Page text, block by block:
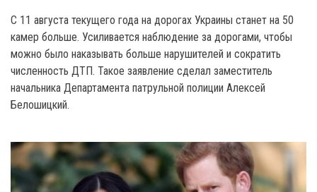
С 11 августа текущего года на дорогах Украины станет на 50
камер больше. Усиливается наблюдение за дорогами, чтобы
можно было наказывать больше нарушителей и сократить
численность ДТП. Такое заявление сделал заместитель
начальника Департамента патрульной полиции Алексей
Белошицкий.